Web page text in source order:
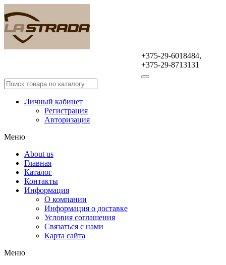
+375-29-6018484,
+375-29-8713131
Личный кабинет
Регистрация
Авторизация
Меню
About us
Главная
Каталог
Контакты
Информация
О компании
Информация о доставке
Условия соглашения
Связаться с нами
Карта сайта
Меню